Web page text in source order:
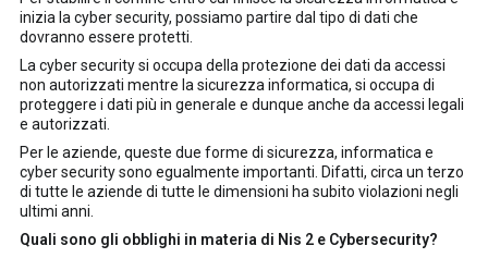
inizia la cyber security, possiamo partire dal tipo di dati che
dovranno essere protetti.
La cyber security si occupa della protezione dei dati da accessi
non autorizzati mentre la sicurezza informatica, si occupa di
proteggere i dati più in generale e dunque anche da accessi legali
e autorizzati.
Per le aziende, queste due forme di sicurezza, informatica e
cyber security sono egualmente importanti. Difatti, circa un terzo
di tutte le aziende di tutte le dimensioni ha subito violazioni negli
ultimi anni.
Quali sono gli obblighi in materia di Nis 2 e Cybersecurity?